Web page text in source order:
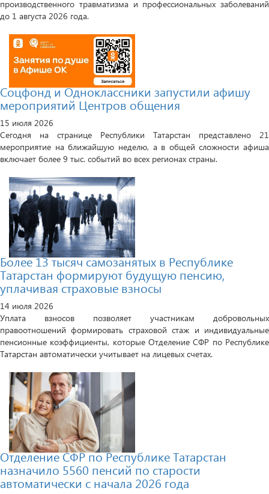
производственного травматизма и профессиональных заболеваний
до 1 августа 2026 года.
Соцфонд и Одноклассники запустили афишу
мероприятий Центров общения
15 июля 2026
Сегодня на странице Республики Татарстан представлено 21
мероприятие на ближайшую неделю, а в общей сложности афиша
включает более 9 тыс. событий во всех регионах страны.
Более 13 тысяч самозанятых в Республике
Татарстан формируют будущую пенсию,
уплачивая страховые взносы
14 июля 2026
Уплата взносов позволяет участникам добровольных
правоотношений формировать страховой стаж и индивидуальные
пенсионные коэффициенты, которые Отделение СФР по Республике
Татарстан автоматически учитывает на лицевых счетах.
Отделение СФР по Республике Татарстан
назначило 5560 пенсий по старости
автоматически с начала 2026 года